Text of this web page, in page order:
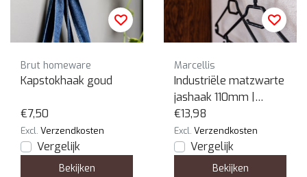
Brut homeware
Kapstokhaak goud
€7,50
Excl. Verzendkosten
Vergelijk
Bekijken
Marcellis
Industriële matzwarte
jashaak 110mm |
Design | Premium |
Aanrader
€13,98
Excl. Verzendkosten
Vergelijk
Bekijken